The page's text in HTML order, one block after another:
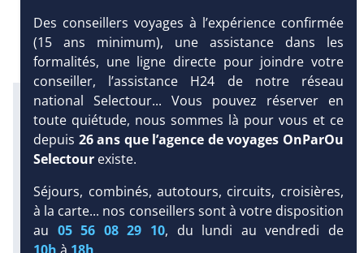
D’INFORMATIONS
DEVIS /
Infos météo :
26 °C
20 mm
23 °C
Infos plages :
Dist.Distance:
Équipement :
336
Tx: 58 % Tx :61 %
Infos golfs :
Distance depuis l'hôtel : 35 km
Des conseillers voyages à l’expérience confirmée
(15 ans minimum), une assistance dans les
formalités, une ligne directe pour joindre votre
conseiller, l’assistance H24 de notre réseau
national Selectour... Vous pouvez réserver en
toute quiétude, nous sommes là pour vous et ce
depuis 26 ans que l’agence de voyages OnParOu
Selectour existe.
Séjours, combinés, autotours, circuits, croisières,
à la carte... nos conseillers sont à votre disposition
au 05 56 08 29 10, du lundi au vendredi de